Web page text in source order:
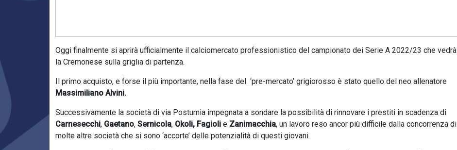
Oggi finalmente si aprirà ufficialmente il calciomercato professionistico del campionato dei Serie A 2022/23 che vedrà
la Cremonese sulla griglia di partenza.
Il primo acquisto, e forse il più importante, nella fase del ‘pre-mercato’ grigiorosso è stato quello del neo allenatore
Massimiliano Alvini.
Successivamente la società di via Postumia impegnata a sondare la possibilità di rinnovare i prestiti in scadenza di
Carnesecchi, Gaetano, Sernicola, Okoli, Fagioli e Zanimacchia, un lavoro reso ancor più difficile dalla concorrenza di
molte altre società che si sono ‘accorte’ delle potenzialità di questi giovani.